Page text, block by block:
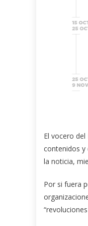
El vocero
contenidos y
la noticia,
Por si fuera